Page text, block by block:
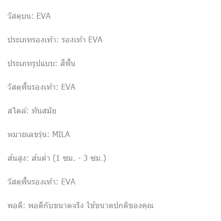
วัสดุบน: EVA
ประเภทรองเท้า: รองเท้า EVA
ประเภทรูปแบบ: สีพื้น
วัสดุพื้นรองเท้า: EVA
สไตล์: ทันสมัย
หมายเลขรุ่น: MILA
ส้นสูง: ส้นต่ำ (1 ซม. - 3 ซม.)
วัสดุพื้นรองเท้า: EVA
พอดี: พอดีกับขนาดจริง ใช้ขนาดปกติของคุณ